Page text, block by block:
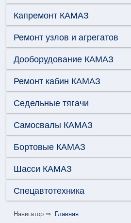
Капремонт КАМАЗ
Ремонт узлов и агрегатов
Дооборудование КАМАЗ
Ремонт кабин КАМАЗ
Седельные тягачи
Самосвалы КАМАЗ
Бортовые КАМАЗ
Шасси КАМАЗ
Спецавтотехника
Навигатор ⇒ Главная